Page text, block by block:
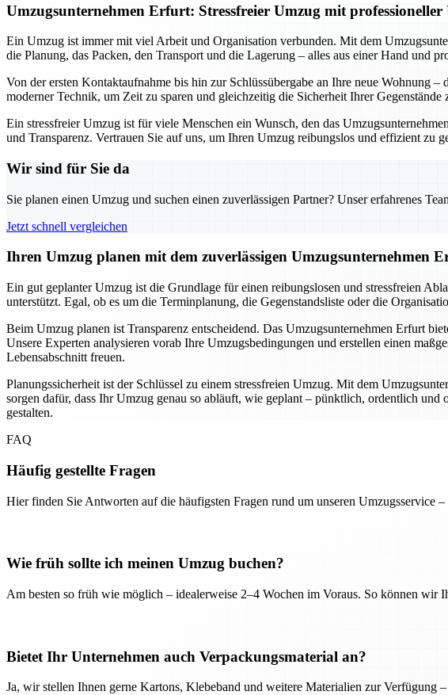
Umzugsunternehmen Erfurt: Stressfreier Umzug mit professioneller
Ein Umzug ist immer mit viel Arbeit und Organisation verbunden. Mit dem
die Planung, das Packen, den Transport und die Lagerung – alles aus einer Hand und
Von der ersten Kontaktaufnahme bis hin zur Schlüssübergabe an Ihre neue Wohnung
moderner Technik, um Zeit zu sparen und gleichzeitig die Sicherheit Ihrer
Ein stressfreier Umzug ist für viele Menschen ein Wunsch, den das
und Transparenz. Vertrauen Sie auf uns, um Ihren Umzug reibungslos und effizient zu
Wir sind für Sie da
Sie planen einen Umzug und suchen einen zuverlässigen Partner? Unser erfahrenes
Jetzt schnell vergleichen
Ihren Umzug planen mit dem zuverlässigen Umzugsunternehmen
Ein gut geplanter Umzug ist die Grundlage für einen reibungslosen und stressfreien
unterstützt. Egal, ob es um die Terminplanung, die Gegenstandsliste oder die
Beim Umzug planen ist Transparenz entscheidend. Das Umzugsunternehmen Erfurt
Unsere Experten analysieren vorab Ihre Umzugsbedingungen und erstellen einen
Lebensabschnitt freuen.
Planungssicherheit ist der Schlüssel zu einem stressfreien Umzug. Mit dem
sorgen dafür, dass Ihr Umzug genau so abläuft, wie geplant – pünktlich, ordentlich
gestalten.
FAQ
Häufig gestellte Fragen
Hier finden Sie Antworten auf die häufigsten Fragen rund um unseren Umzugsservice –
Wie früh sollte ich meinen Umzug buchen?
Am besten so früh wie möglich – idealerweise 2–4 Wochen im Voraus. So können wir
Bietet Ihr Unternehmen auch Verpackungsmaterial an?
Ja, wir stellen Ihnen gerne Kartons, Klebeband und weitere Materialien zur Verfügung